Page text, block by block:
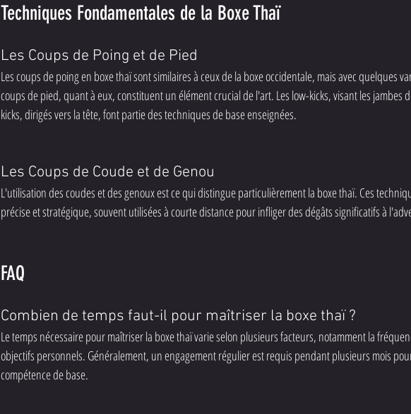
Techniques Fondamentales de la Boxe Thaï
Les Coups de Poing et de Pied
Les coups de poing en boxe thaï sont similaires à ceux de la boxe occidentale, mais avec quelques
coups de pied, quant à eux, constituent un élément crucial de l'art. Les low-kicks, visant les jambes
kicks, dirigés vers la tête, font partie des techniques de base enseignées.
Les Coups de Coude et de Genou
L'utilisation des coudes et des genoux est ce qui distingue particulièrement la boxe thaï. Ces
précise et stratégique, souvent utilisées à courte distance pour infliger des dégâts significatifs à
FAQ
Combien de temps faut-il pour maîtriser la boxe thaï ?
Le temps nécessaire pour maîtriser la boxe thaï varie selon plusieurs facteurs, notamment la
objectifs personnels. Généralement, un engagement régulier est requis pendant plusieurs mois
compétence de base.